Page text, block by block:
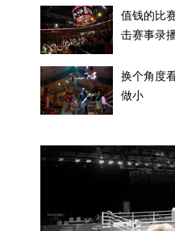
值钱的比
击赛事录
换个角度
做小